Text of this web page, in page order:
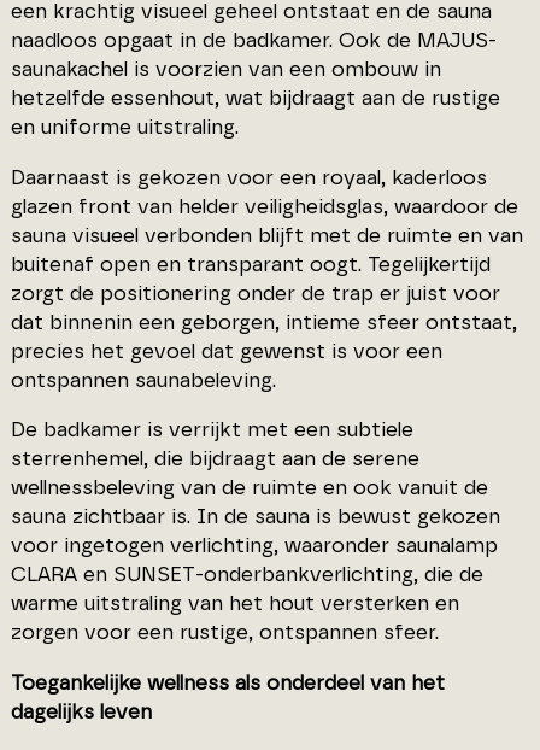
een krachtig visueel geheel ontstaat en de sauna
naadloos opgaat in de badkamer. Ook de MAJUS-
saunakachel is voorzien van een ombouw in
hetzelfde essenhout, wat bijdraagt aan de rustige
en uniforme uitstraling.
Daarnaast is gekozen voor een royaal, kaderloos
glazen front van helder veiligheidsglas, waardoor de
sauna visueel verbonden blijft met de ruimte en van
buitenaf open en transparant oogt. Tegelijkertijd
zorgt de positionering onder de trap er juist voor
dat binnenin een geborgen, intieme sfeer ontstaat,
precies het gevoel dat gewenst is voor een
ontspannen saunabeleving.
De badkamer is verrijkt met een subtiele
sterrenhemel, die bijdraagt aan de serene
wellnessbeleving van de ruimte en ook vanuit de
sauna zichtbaar is. In de sauna is bewust gekozen
voor ingetogen verlichting, waaronder saunalamp
CLARA en SUNSET-onderbankverlichting, die de
warme uitstraling van het hout versterken en
zorgen voor een rustige, ontspannen sfeer.
Toegankelijke wellness als onderdeel van het
dagelijks leven